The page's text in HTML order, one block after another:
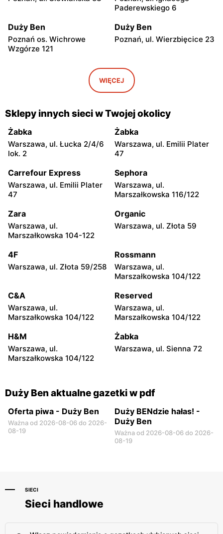
Paderewskiego 6
Duży Ben
Poznań os. Wichrowe
Wzgórze 121
Duży Ben
Poznań, ul. Wierzbięcice 23
Poznań, ul. Górna Wilda
Duży Ben
Poznań, ul. Rogera
Sławskiego 19
Duży Ben
Poznań os. Zwycięstwa 110
Duży Ben
Poznań, ul. Rolna 41/142
Duży Ben
Poznań, ul. Karola
Duży Ben
Poznań, ul. Zwierzyniecka
Duży Ben
Poznań, ul. 28 Czerwca
Duży Ben
Poznań, ul. Jana Henryka
Duży Ben
Poznań, ul. Głogowska 49
Duży Ben
Duży Ben
Poznań, ul. Franciszka
Duży Ben
Poznań, ul. Jakuba
Krauthofera 22a
Duży Ben
Poznań, ul. Hetmańska 55a
Duży Ben
Luboń, ul. Kazimierza
Pułaskiego 30A/46
Duży Ben
Poznań, ul. Piotra
Ściegiennego 55-67
Duży Ben
Suchy Las, ul. Obornicka
WIĘCEJ
Sklepy innych sieci w Twojej okolicy
Żabka
Warszawa, ul. Łucka 2/4/6
lok. 2
Żabka
Warszawa, ul. Emilii Plater
47
Carrefour Express
Warszawa, ul. Emilii Plater
47
Sephora
Warszawa, ul.
Marszałkowska 116/122
Zara
Warszawa, ul.
Marszałkowska 104-122
Organic
Warszawa, ul. Złota 59
4F
Warszawa, ul. Złota 59/258
Rossmann
Warszawa, ul.
Marszałkowska 104/122
C&A
Warszawa, ul.
Marszałkowska 104/122
Reserved
Warszawa, ul.
Marszałkowska 104/122
H&M
Warszawa, ul.
Marszałkowska 104/122
Żabka
Warszawa, ul. Sienna 72
Duży Ben aktualne gazetki w pdf
Oferta piwa - Duży Ben
Ważna od 2026-08-06 do 2026-
08-19
Duży BENdzie hałas! -
Duży Ben
Ważna od 2026-08-06 do 2026-
08-19
SIECI
Sieci handlowe